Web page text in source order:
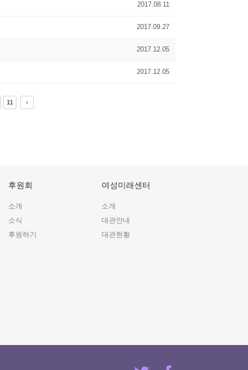
2017.08.11
2017.09.27
2017.12.05
2017.12.05
11
후원회
소개
소식
후원하기
여성미래센터
소개
대관안내
대관현황